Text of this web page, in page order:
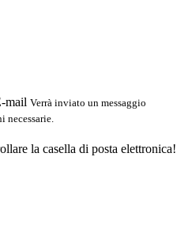
mail Verrà inviato un messaggio
necessarie.
la casella di posta elettronica!